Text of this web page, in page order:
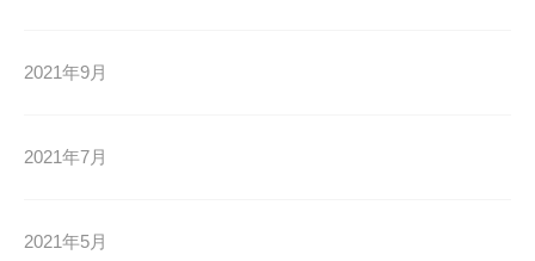
2021年9月
2021年7月
2021年5月